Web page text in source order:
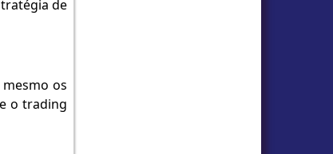
de
os
o trading